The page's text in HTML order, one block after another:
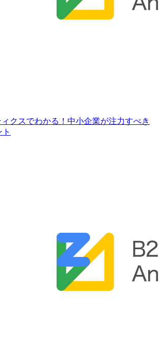
クスでわかる！中小企業が注力すべき